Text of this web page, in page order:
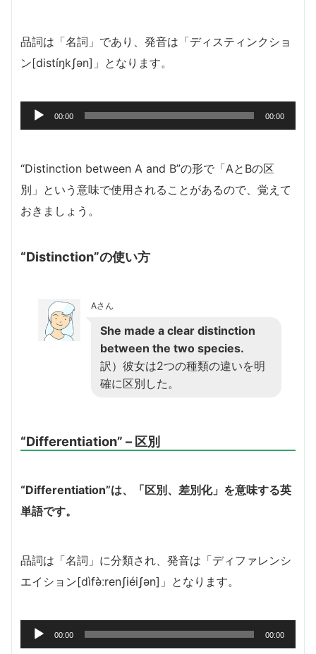
品詞は「名詞」であり、発音は「ディスティンクショ
ン[distíŋkʃən]」となります。
声
レ
ヤ
ー
00:00 00:00
“Distinction between A and B”の形で「AとBの区
別」という意味で使用されることがあるので、覚えて
おきましょう。
“Distinction”の使い方
Aさん
She made a clear distinction
between the two species.
訳）彼女は2つの種類の違いを明
確に区別した。
“Differentiation” – 区別
“Differentiation”は、「区別、差別化」を意味する英
単語です。
品詞は「名詞」に分類され、発音は「ディファレンシ
エイション[dìfə̀ːrenʃiéiʃən]」となります。
声
00:00 00:00